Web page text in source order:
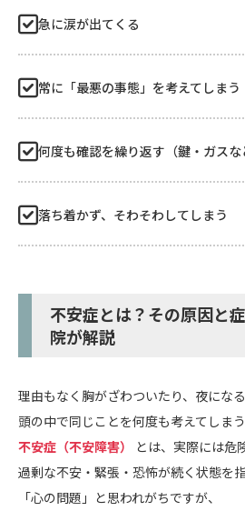
急に涙が出てくる
常に「最悪の事態」を考えてしまう
何度も確認を繰り返す（鍵・ガスな
落ち着かず、そわそわしてしまう
不安症とは？その原因と
院が解説
理由もなく胸がざわついたり、夜にな
頭の中で同じことを何度も考えてしま
不安症（不安障害）
とは、実際には危
過剰な不安・緊張・恐怖が続く状態を指
「心の問題」と思われがちですが、